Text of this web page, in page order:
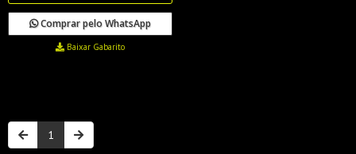
Comprar pelo WhatsApp
Baixar Gabarito
1